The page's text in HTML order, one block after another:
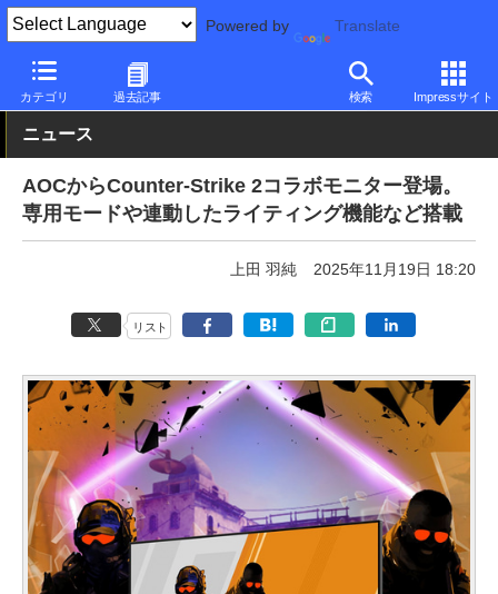
Powered by Translate
カテゴリ 過去記事 検索 Impressサイト
PC Watch 半導体/周辺機器 AOC
ニュース
AOCからCounter-Strike 2コラボモニター登場。
専用モードや連動したライティング機能など搭載
上田 羽純 2025年11月19日 18:20
リスト